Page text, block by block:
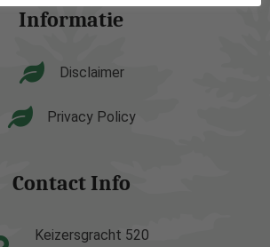
Informatie
Disclaimer
Privacy Policy
Contact Info
Keizersgracht 520